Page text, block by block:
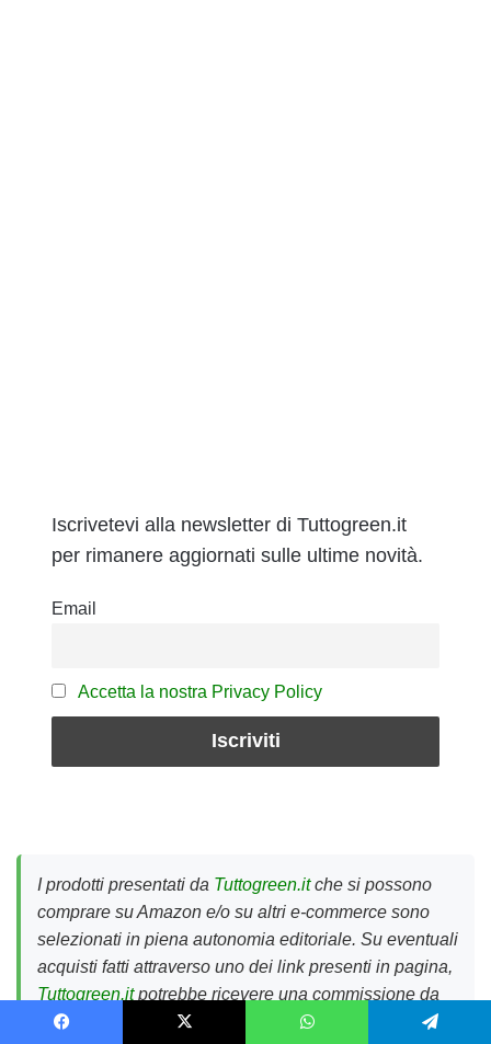
Iscrivetevi alla newsletter di Tuttogreen.it
per rimanere aggiornati sulle ultime novità.
Email
Accetta la nostra Privacy Policy
I prodotti presentati da Tuttogreen.itche si possono
comprare su Amazon e/o su altri e-commerce sono
selezionati in piena autonomia editoriale. Su eventuali
acquisti fatti attraverso uno dei link presenti in pagina,
Tuttogreen.itpotrebbe ricevere una commissione da
Amazon o dagli altri e-commerce citati, senza che